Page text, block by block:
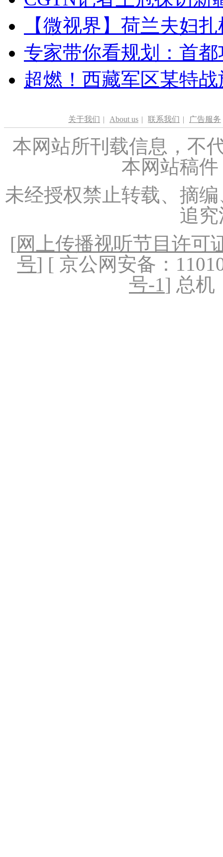
【微视界】荷兰夫妇
专家带你看规划：首
超燃！西藏军区某特
关于我们 | About us | 联系我们 | 广告服务
本网站所刊载信息，不
本网站稿
未经授权禁止转载、摘
追
[网上传播视听节目许可
号] [ 京公网安备：
号-1] 总机